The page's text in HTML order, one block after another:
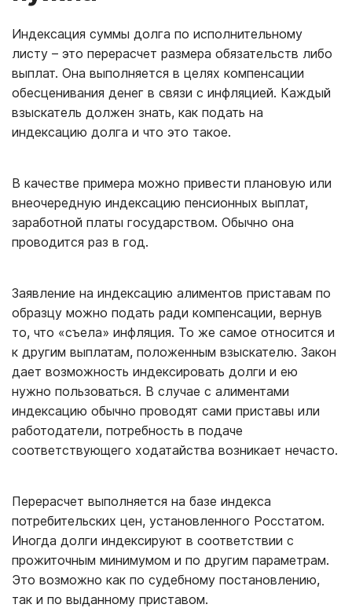
Индексация суммы долга по исполнительному
листу – это перерасчет размера обязательств либо
выплат. Она выполняется в целях компенсации
обесценивания денег в связи с инфляцией. Каждый
взыскатель должен знать, как подать на
индексацию долга и что это такое.
В качестве примера можно привести плановую или
внеочередную индексацию пенсионных выплат,
заработной платы государством. Обычно она
проводится раз в год.
Заявление на индексацию алиментов приставам по
образцу можно подать ради компенсации, вернув
то, что «съела» инфляция. То же самое относится и
к другим выплатам, положенным взыскателю. Закон
дает возможность индексировать долги и ею
нужно пользоваться. В случае с алиментами
индексацию обычно проводят сами приставы или
работодатели, потребность в подаче
соответствующего ходатайства возникает нечасто.
Перерасчет выполняется на базе индекса
потребительских цен, установленного Росстатом.
Иногда долги индексируют в соответствии с
прожиточным минимумом и по другим параметрам.
Это возможно как по судебному постановлению,
так и по выданному приставом.